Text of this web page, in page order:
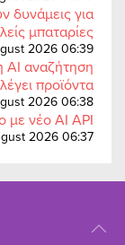
δυνάμεις για
μπαταρίες
2026 06:39
AI αναζήτηση
προϊόντα
2026 06:38
με νέο AI API
2026 06:37